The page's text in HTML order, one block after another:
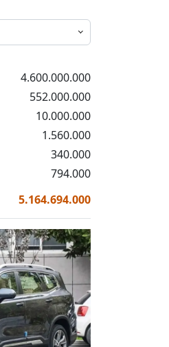
4.600.000.000
552.000.000
10.000.000
1.560.000
340.000
794.000
5.164.694.000